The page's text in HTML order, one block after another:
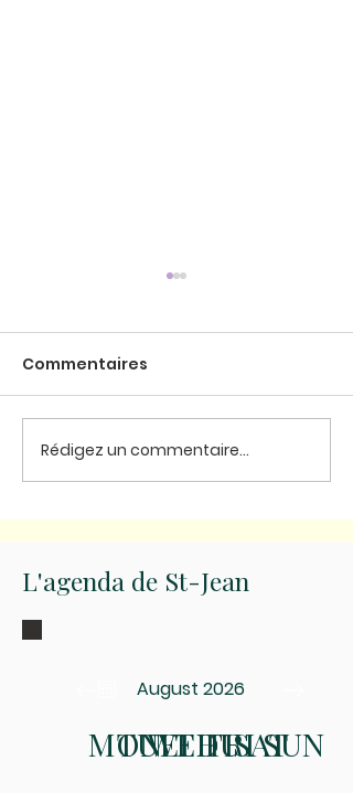
Pèlerinage à Notre
Dame de Paris
Commentaires
Rédigez un commentaire...
L'agenda de St-Jean
August 2026
MON
TUEWED
THU
FRISATSUN